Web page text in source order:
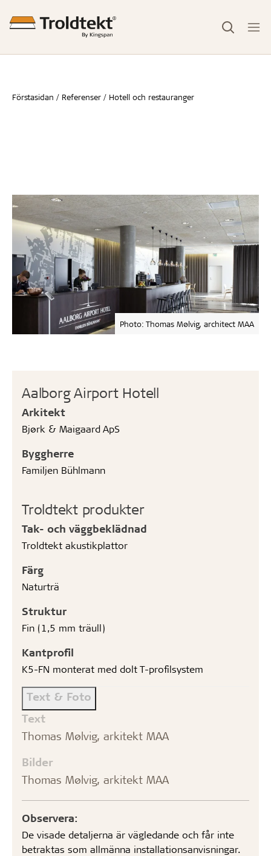
Förstasidan Referenser Hotell och restauranger
Photo: Thomas Mølvig, architect MAA
Aalborg Airport Hotell
Arkitekt
Bjørk & Maigaard ApS
Byggherre
Familjen Bühlmann
Troldtekt produkter
Tak- och väggbeklädnad
Troldtekt akustikplattor
Färg
Naturträ
Struktur
Fin (1,5 mm träull)
Kantprofil
K5-FN monterat med dolt T-profilsystem
Text & Foto
Text
Thomas Mølvig, arkitekt MAA
Bilder
Thomas Mølvig, arkitekt MAA
Observera:
De visade detaljerna är vägledande och får inte
betraktas som allmänna installationsanvisningar.